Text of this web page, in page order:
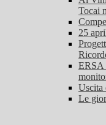
Tocai
25
ERSA
Uscita
Le